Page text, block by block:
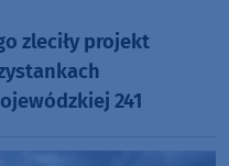
zleciły projekt
241